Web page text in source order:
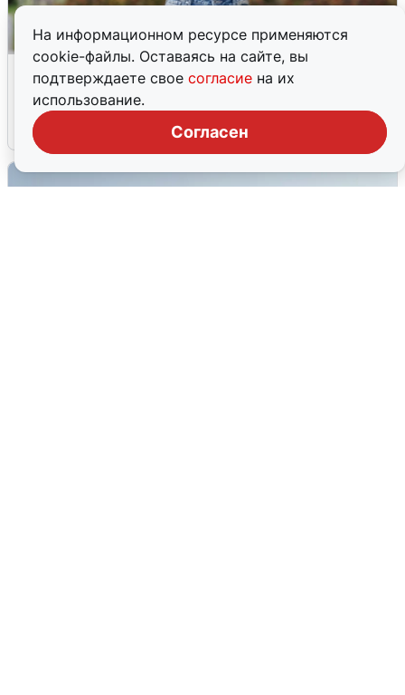
На информационном ресурсе применяются
cookie-файлы. Оставаясь на сайте, вы
подтверждаете свое согласие на их
использование.
Согласен
Волгоградцы остались без
мобильного интернета
6 августа